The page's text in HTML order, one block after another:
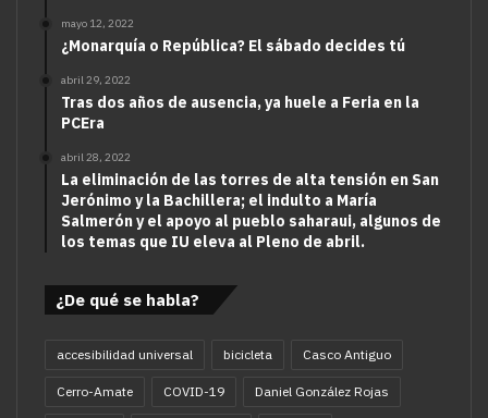
mayo 12, 2022
¿Monarquía o República? El sábado decides tú
abril 29, 2022
Tras dos años de ausencia, ya huele a Feria en la
PCEra
abril 28, 2022
La eliminación de las torres de alta tensión en San
Jerónimo y la Bachillera; el indulto a María
Salmerón y el apoyo al pueblo saharaui, algunos de
los temas que IU eleva al Pleno de abril.
¿De qué se habla?
accesibilidad universal bicicleta Casco Antiguo
Cerro-Amate COVID-19 Daniel González Rojas